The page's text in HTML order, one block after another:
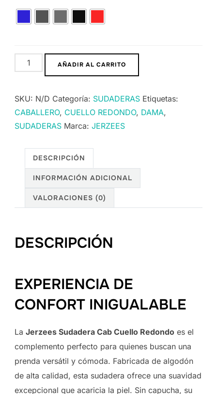
AÑADIR AL CARRITO
SKU: N/D Categoría: SUDADERAS Etiquetas:
CABALLERO, CUELLO REDONDO, DAMA,
SUDADERAS Marca: JERZEES
DESCRIPCIÓN
INFORMACIÓN ADICIONAL
VALORACIONES (0)
DESCRIPCIÓN
EXPERIENCIA DE
CONFORT INIGUALABLE
La Jerzees Sudadera Cab Cuello Redondo es el
complemento perfecto para quienes buscan una
prenda versátil y cómoda. Fabricada de algodón
de alta calidad, esta sudadera ofrece una suavidad
excepcional que acaricia la piel. Sin capucha, su